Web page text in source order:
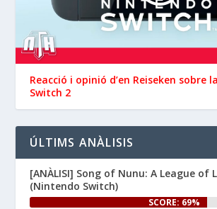
Nintenhype.Cat @nintenhype.cat
1m
📅 Devil May Cry V,
Wanderstop, Citizen Sleeper
i molt més, aquesta setmana
la Nintendo eShop de
#NintendoSwitch2
#NintendoSwitch.
👉
Reacció i opinió d’en ‪Reiseken‬ sobre
Switch 2
ÚLTIMS ANÀLISIS
[ANÀLISI] Song of Nunu: A League of
(Nintendo Switch)
SCORE: 69%